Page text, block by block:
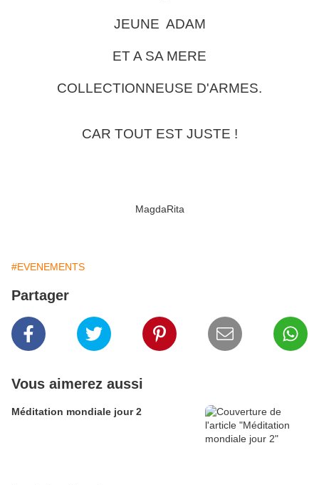
JEUNE ADAM
ET A SA MERE
COLLECTIONNEUSE D'ARMES.
CAR TOUT EST JUSTE !
MagdaRita
#EVENEMENTS
Partager
Vous aimerez aussi
Méditation mondiale jour 2